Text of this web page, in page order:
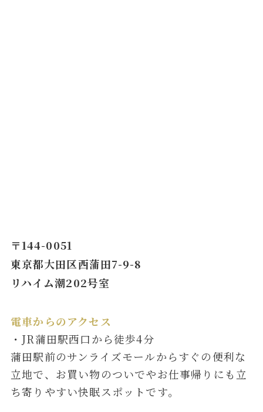
〒144-0051
東京都大田区西蒲田7-9-8
リハイム潮202号室
電車からのアクセス
・JR蒲田駅西口から徒歩4分
蒲田駅前のサンライズモールからすぐの便利な
立地で、お買い物のついでやお仕事帰りにも立
ち寄りやすい快眠スポットです。